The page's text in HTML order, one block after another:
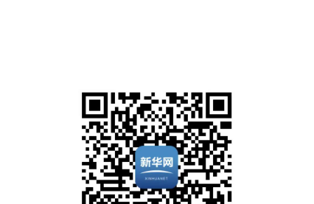
Español Français
Русский язык 日本語
Português